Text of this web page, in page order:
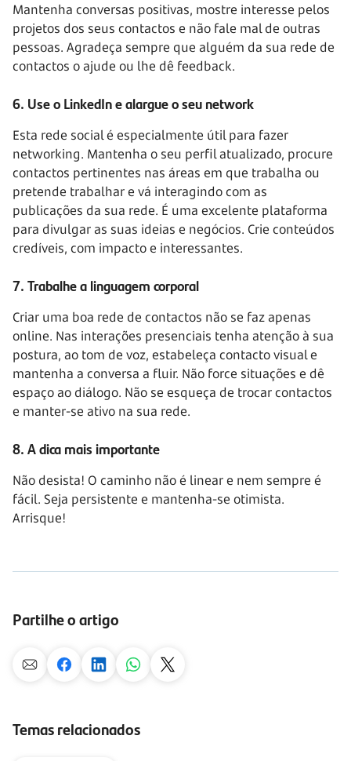
Mantenha conversas positivas, mostre interesse pelos
projetos dos seus contactos e não fale mal de outras
pessoas. Agradeça sempre que alguém da sua rede de
contactos o ajude ou lhe dê feedback.
6. Use o LinkedIn e alargue o seu network
Esta rede social é especialmente útil para fazer
networking. Mantenha o seu perfil atualizado, procure
contactos pertinentes nas áreas em que trabalha ou
pretende trabalhar e vá interagindo com as
publicações da sua rede. É uma excelente plataforma
para divulgar as suas ideias e negócios. Crie conteúdos
credíveis, com impacto e interessantes.
7. Trabalhe a linguagem corporal
Criar uma boa rede de contactos não se faz apenas
online. Nas interações presenciais tenha atenção à sua
postura, ao tom de voz, estabeleça contacto visual e
mantenha a conversa a fluir. Não force situações e dê
espaço ao diálogo. Não se esqueça de trocar contactos
e manter-se ativo na sua rede.
8. A dica mais importante
Não desista! O caminho não é linear e nem sempre é
fácil. Seja persistente e mantenha-se otimista.
Arrisque!
Partilhe o artigo
Temas relacionados